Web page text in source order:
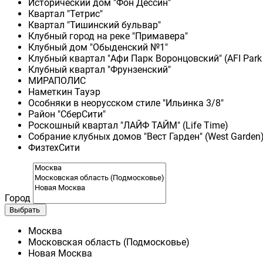
Исторический дом "Фон Дессин"
Квартал "Тетрис"
Квартал "Тишинский бульвар"
Клубный город на реке "Примавера"
Клубный дом "Обыденский №1"
Клубный квартал "Афи Парк Воронцовский" (AFI
Клубный квартал "Фрунзенский"
МИРАПОЛИС
Наметкин Тауэр
Особняки в неорусском стиле "Ильинка 3/8"
Район "СберСити"
Роскошный квартал "ЛАЙФ ТАЙМ" (Life Time)
Собрание клубных домов "Вест Гарден" (West
ФизтехСити
Город
Выбрать
Москва
Московская область (Подмосковье)
Новая Москва